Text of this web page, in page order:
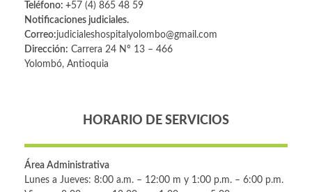
Teléfono: +57 (4) 865 48 59
Notificaciones judiciales.
Correo:judicialeshospitalyolombo@gmail.com
Dirección: Carrera 24 Nº 13 – 466
Yolombó, Antioquia
HORARIO DE SERVICIOS
Área Administrativa
Lunes a Jueves: 8:00 a.m. – 12:00 m y 1:00 p.m. – 6:00 p.m.